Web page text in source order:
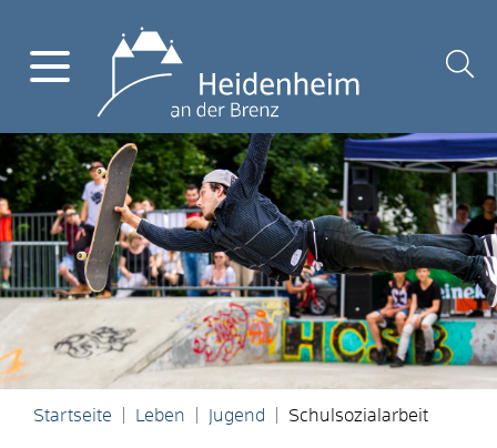
Startseite Leben Jugend Schulsozialarbeit